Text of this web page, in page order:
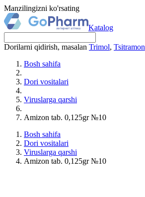
Manzilingizni ko'rsating
Katalog
Dorilarni qidirish, masalan Trimol, Tsitramon
Bosh sahifa
Dori vositalari
Viruslarga qarshi
Amizon tab. 0,125gr №10
Bosh sahifa
Dori vositalari
Viruslarga qarshi
Amizon tab. 0,125gr №10